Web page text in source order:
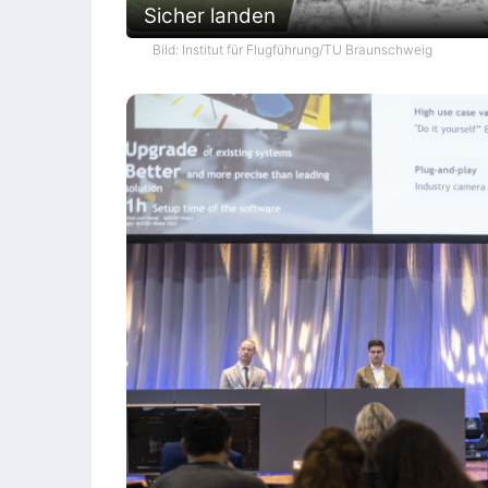
Sicher landen
Bild: Institut für Flugführung/TU Braunschweig